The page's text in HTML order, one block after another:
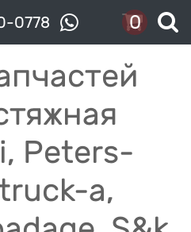
0778 0
Peters-
a,